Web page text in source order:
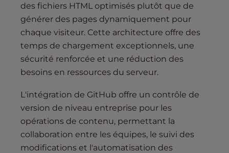
des fichiers HTML optimisés plutôt que de
générer des pages dynamiquement pour
chaque visiteur. Cette architecture offre des
temps de chargement exceptionnels, une
sécurité renforcée et une réduction des
besoins en ressources du serveur.
L'intégration de GitHub offre un contrôle de
version de niveau entreprise pour les
opérations de contenu, permettant la
collaboration entre les équipes, le suivi des
modifications et l'automatisation des